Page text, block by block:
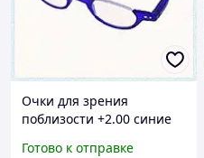
Очки для зрения
поблизости +2.00 синие
Готово к отправке